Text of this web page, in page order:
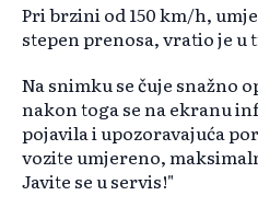
Pri brzini od 150 km/h,
stepen prenosa, vratio je u
Na snimku se čuje snažno
nakon toga se na ekranu
pojavila i upozoravajuća
vozite umjereno,
Javite se u servis!"